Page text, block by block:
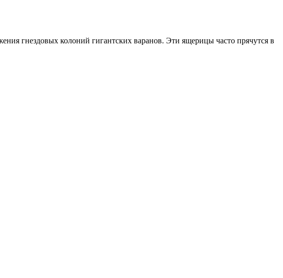
гнездовых колоний гигантских варанов. Эти ящерицы часто прячутся в